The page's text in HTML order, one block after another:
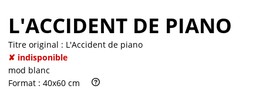
L'ACCIDENT DE PIANO
Titre original : L'Accident de piano
✘ indisponible
mod blanc
Format : 40x60 cm